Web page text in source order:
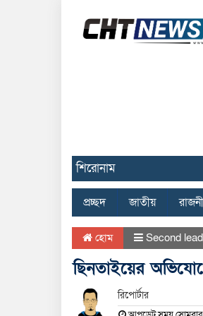
শিরোনাম
প্রচ্ছদ জাতীয়
হোম Second lead
ছিনতাইয়ের
রিপোর্টার